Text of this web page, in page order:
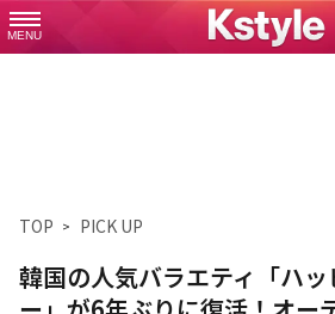
MENU
TOP PICK UP
韓国の人気バラエティ「ハ